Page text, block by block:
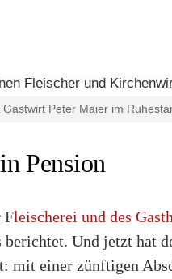
Peter Maier im
Pension
Fleischerei und des
Und jetzt hat
mit einer zünftigen